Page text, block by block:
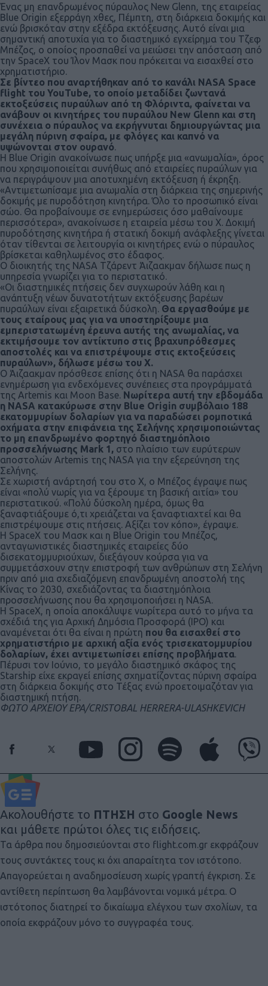
Ένας μη επανδρωμένος πύραυλος New Glenn, της εταιρείας
Blue Origin εξερράγη χθες, Πέμπτη, στη διάρκεια δοκιμής και
ενώ βρισκόταν στην εξέδρα εκτόξευσης. Αυτό είναι μια
σημαντική αποτυχία για το διαστημικό εγχείρημα του Τζεφ
Μπέζος, ο οποίος προσπαθεί να μειώσει την απόσταση από
την SpaceX του Ίλον Μασκ που πρόκειται να εισαχθεί στο
χρηματιστήριο.
Σε βίντεο που αναρτήθηκαν από το κανάλι NASA Space
flight του YouTube, το οποίο μεταδίδει ζωντανά
εκτοξεύσεις πυραύλων από τη Φλόριντα, φαίνεται να
ανάβουν οι κινητήρες του πυραύλου New Glenn και στη
συνέχεια ο πύραυλος να εκρήγνυται δημιουργώντας μια
μεγάλη πύρινη σφαίρα, με φλόγες και καπνό να
υψώνονται στον ουρανό.
Η Blue Origin ανακοίνωσε πως υπήρξε μια «ανωμαλία», όρος
που χρησιμοποιείται συνήθως από εταιρείες πυραύλων για
να περιγράψουν μια αποτυχημένη εκτόξευση ή έκρηξη.
«Αντιμετωπίσαμε μια ανωμαλία στη διάρκεια της σημερινής
δοκιμής με πυροδότηση κινητήρα. Όλο το προσωπικό είναι
σώο. Θα προβαίνουμε σε ενημερώσεις όσο μαθαίνουμε
περισσότερα», ανακοίνωσε η εταιρεία μέσω του X. Δοκιμή
πυροδότησης κινητήρα ή στατική δοκιμή ανάφλεξης γίνεται
όταν τίθενται σε λειτουργία οι κινητήρες ενώ ο πύραυλος
βρίσκεται καθηλωμένος στο έδαφος.
Ο διοικητής της NASA Τζάρεντ Άιζαακμαν δήλωσε πως η
υπηρεσία γνωρίζει για το περιστατικό.
«Οι διαστημικές πτήσεις δεν συγχωρούν λάθη και η
ανάπτυξη νέων δυνατοτήτων εκτόξευσης βαρέων
πυραύλων είναι εξαιρετικά δύσκολη. Θα εργασθούμε με
τους εταίρους μας για να υποστηρίξουμε μια
εμπεριστατωμένη έρευνα αυτής της ανωμαλίας, να
εκτιμήσουμε τον αντίκτυπο στις βραχυπρόθεσμες
αποστολές και να επιστρέψουμε στις εκτοξεύσεις
πυραύλων», δήλωσε μέσω του Χ.
Ο Άιζαακμαν πρόσθεσε επίσης ότι η NASA θα παράσχει
ενημέρωση για ενδεχόμενες συνέπειες στα προγράμματά
της Artemis και Moon Base. Νωρίτερα αυτή την εβδομάδα
η NASA κατακύρωσε στην Blue Origin συμβόλαιο 188
εκατομμυρίων δολαρίων για να παραδώσει ρομποτικά
οχήματα στην επιφάνεια της Σελήνης χρησιμοποιώντας
το μη επανδρωμένο φορτηγό διαστημόπλοιο
προσσελήνωσης Mark 1, στο πλαίσιο των ευρύτερων
αποστολών Artemis της NASA για την εξερεύνηση της
Σελήνης.
Σε χωριστή ανάρτησή του στο X, ο Μπέζος έγραψε πως
είναι «πολύ νωρίς για να ξέρουμε τη βασική αιτία» του
περιστατικού. «Πολύ δύσκολη ημέρα, όμως θα
ξαναφτιάξουμε ό,τι χρειάζεται να ξαναφτιαχτεί και θα
επιστρέψουμε στις πτήσεις. Αξίζει τον κόπο», έγραψε.
Η SpaceX του Μασκ και η Blue Origin του Μπέζος,
ανταγωνιστικές διαστημικές εταιρείες δύο
δισεκατομμυριούχων, διεξάγουν κούρσα για να
συμμετάσχουν στην επιστροφή των ανθρώπων στη Σελήνη
πριν από μια σχεδιαζόμενη επανδρωμένη αποστολή της
Κίνας το 2030, σχεδιάζοντας τα διαστημόπλοια
προσσελήνωσης που θα χρησιμοποιήσει η NASA.
Η SpaceX, η οποία αποκάλυψε νωρίτερα αυτό το μήνα τα
σχέδιά της για Αρχική Δημόσια Προσφορά (IPO) και
αναμένεται ότι θα είναι η πρώτη που θα εισαχθεί στο
χρηματιστήριο με αρχική αξία ενός τρισεκατομμυρίου
δολαρίων, έχει αντιμετωπίσει επίσης προβλήματα.
Πέρυσι τον Ιούνιο, το μεγάλο διαστημικό σκάφος της
Starship είχε εκραγεί επίσης σχηματίζοντας πύρινη σφαίρα
στη διάρκεια δοκιμής στο Τέξας ενώ προετοιμαζόταν για
διαστημική πτήση.
ΦΩΤΟ ΑΡΧΕΙΟΥ EPA/CRISTOBAL HERRERA-ULASHKEVICH
Ακολουθήστε το ΠΤΗΣΗ στο Google News
και μάθετε πρώτοι όλες τις ειδήσεις.
Τα άρθρα που δημοσιεύονται στο flight.com.gr εκφράζουν
τους συντάκτες τους κι όχι απαραίτητα τον ιστότοπο.
Απαγορεύεται η αναδημοσίευση χωρίς γραπτή έγκριση. Σε
αντίθετη περίπτωση θα λαμβάνονται νομικά μέτρα. Ο
ιστότοπος διατηρεί το δικαίωμα ελέγχου των σχολίων, τα
οποία εκφράζουν μόνο το συγγραφέα τους.